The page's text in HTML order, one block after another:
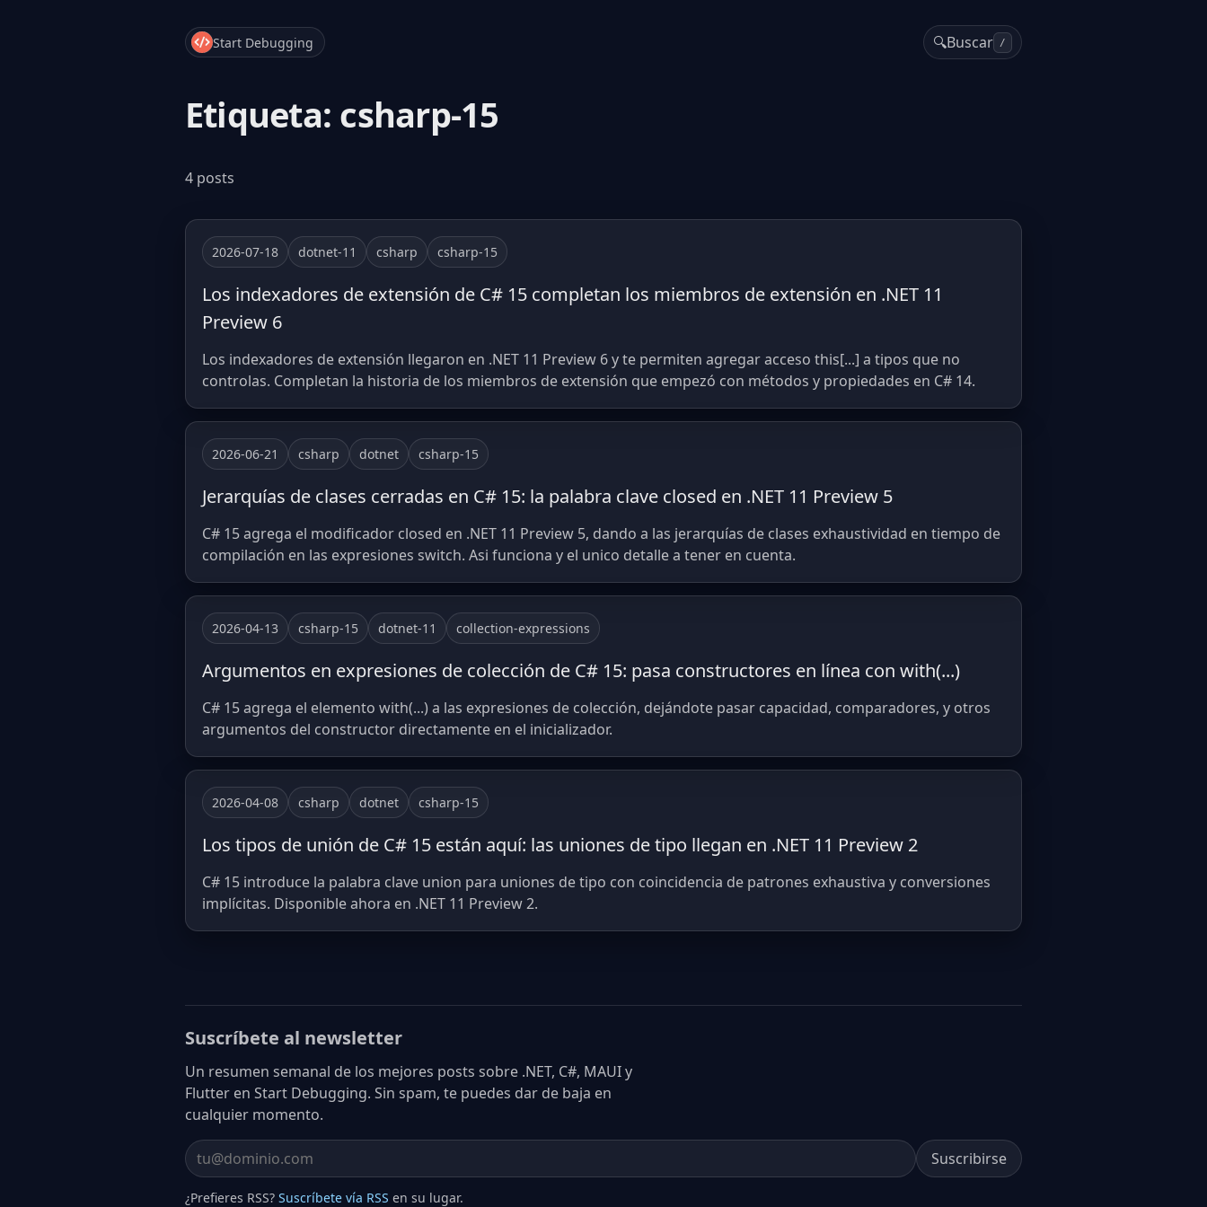
Start Debugging 🔍Buscar /
Etiqueta: csharp-15
4 posts
2026-07-18 dotnet-11 csharp csharp-15
Los indexadores de extensión de C# 15 completan los miembros de extensión en .NET 11
Preview 6
Los indexadores de extensión llegaron en .NET 11 Preview 6 y te permiten agregar acceso this[...] a tipos que no
controlas. Completan la historia de los miembros de extensión que empezó con métodos y propiedades en C# 14.
2026-06-21 csharp dotnet csharp-15
Jerarquías de clases cerradas en C# 15: la palabra clave closed en .NET 11 Preview 5
C# 15 agrega el modificador closed en .NET 11 Preview 5, dando a las jerarquías de clases exhaustividad en tiempo de
compilación en las expresiones switch. Asi funciona y el unico detalle a tener en cuenta.
2026-04-13 csharp-15 dotnet-11 collection-expressions
Argumentos en expresiones de colección de C# 15: pasa constructores en línea con with(...)
C# 15 agrega el elemento with(...) a las expresiones de colección, dejándote pasar capacidad, comparadores, y otros
argumentos del constructor directamente en el inicializador.
2026-04-08 csharp dotnet csharp-15
Los tipos de unión de C# 15 están aquí: las uniones de tipo llegan en .NET 11 Preview 2
C# 15 introduce la palabra clave union para uniones de tipo con coincidencia de patrones exhaustiva y conversiones
implícitas. Disponible ahora en .NET 11 Preview 2.
Suscríbete al newsletter
Un resumen semanal de los mejores posts sobre .NET, C#, MAUI y
Flutter en Start Debugging. Sin spam, te puedes dar de baja en
cualquier momento.
Email address Suscribirse
¿Prefieres RSS? Suscríbete vía RSS en su lugar.